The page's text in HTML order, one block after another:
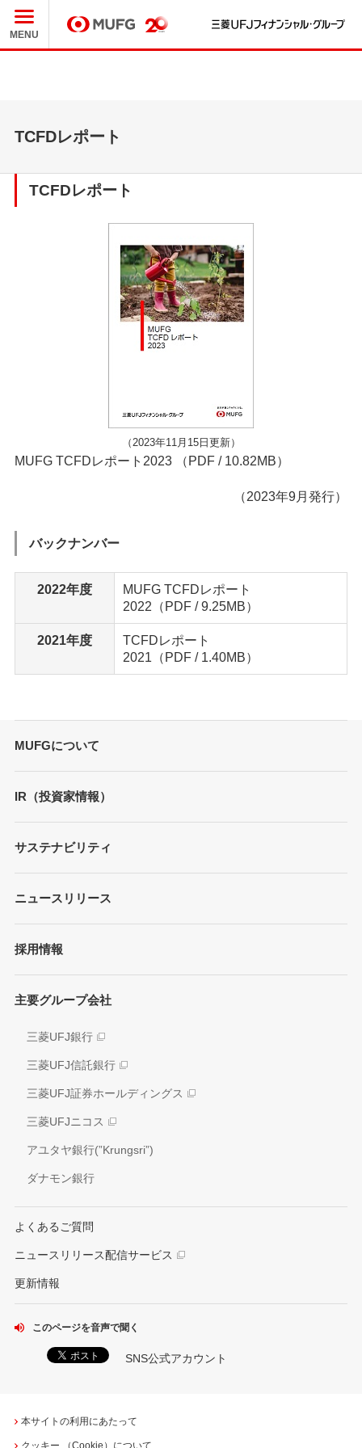
MUFG
MENU
TCFDレポート
TCFDレポート
（2023年11月15日更新）
MUFG TCFDレポート2023 （PDF / 10.82MB）
（2023年9月発行）
バックナンバー
2022年度
MUFG TCFDレポート
2022 （PDF / 9.25MB）
2021年度
TCFDレポート
2021 （PDF / 1.40MB）
MUFGについて
トップメッセージ
MUFGブランド
ガバナンス
事業内容
IR（投資家情報）
財務情報
債券・格付情報
個人投資家の皆さまへ
各種レポート
アナリスト情報
電子公告
情報開示方針
IRお問い合わせ窓口
サステナビリティ
各種レポート/データ/インデックス
方針/ガイドライン
イニシアティブへの参画
環境
社会
ガバナンス
外部評価
社会貢献活動
ニュースリリース
採用情報
主要グループ会社
三菱UFJ銀行
三菱UFJ信託銀行
三菱UFJ証券ホールディングス
三菱UFJニコス
アユタヤ銀行(”Krungsri”)
ダナモン銀行
よくあるご質問
ニュースリリース配信サービス
更新情報
このページを音声で聞く
SNS公式アカウント
本サイトの利用にあたって
クッキー （Cookie）について